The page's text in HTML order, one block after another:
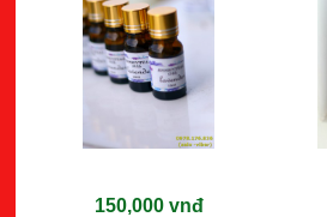
150,000 vnđ